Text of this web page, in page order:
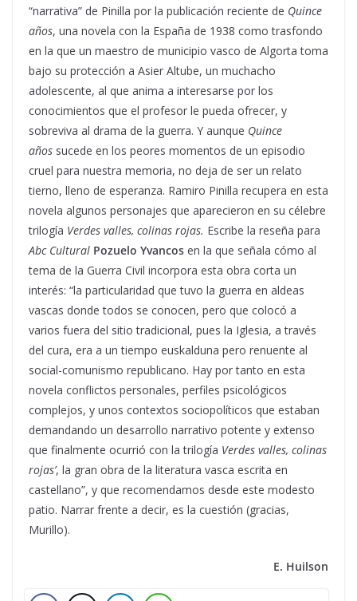
“narrativa” de Pinilla por la publicación reciente de Quince
años, una novela con la España de 1938 como trasfondo
en la que un maestro de municipio vasco de Algorta toma
bajo su protección a Asier Altube, un muchacho
adolescente, al que anima a interesarse por los
conocimientos que el profesor le pueda ofrecer, y
sobreviva al drama de la guerra. Y aunque Quince
años sucede en los peores momentos de un episodio
cruel para nuestra memoria, no deja de ser un relato
tierno, lleno de esperanza. Ramiro Pinilla recupera en esta
novela algunos personajes que aparecieron en su célebre
trilogía Verdes valles, colinas rojas. Escribe la reseña para
Abc Cultural Pozuelo Yvancos en la que señala cómo al
tema de la Guerra Civil incorpora esta obra corta un
interés: “la particularidad que tuvo la guerra en aldeas
vascas donde todos se conocen, pero que colocó a
varios fuera del sitio tradicional, pues la Iglesia, a través
del cura, era a un tiempo euskalduna pero renuente al
social-comunismo republicano. Hay por tanto en esta
novela conflictos personales, perfiles psicológicos
complejos, y unos contextos sociopolíticos que estaban
demandando un desarrollo narrativo potente y extenso
que finalmente ocurrió con la trilogía Verdes valles, colinas
rojas’, la gran obra de la literatura vasca escrita en
castellano”, y que recomendamos desde este modesto
patio. Narrar frente a decir, es la cuestión (gracias,
Murillo).
E. Huilson